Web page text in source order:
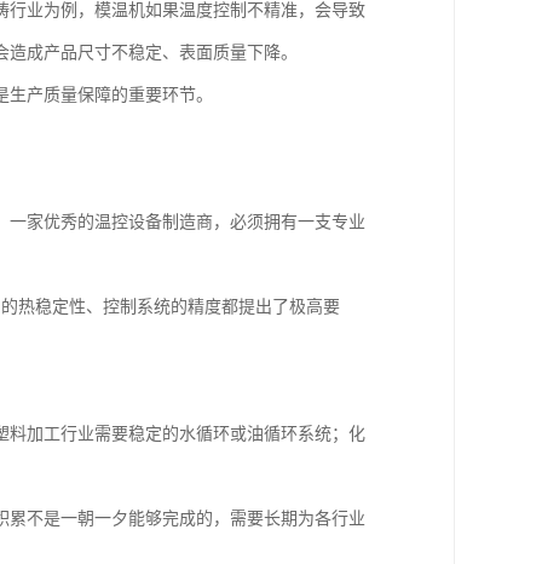
业为例，模温机如果温度控制不精准，会导致
成产品尺寸不稳定、表面质量下降。
产质量保障的重要环节。
家优秀的温控设备制造商，必须拥有一支专业
热稳定性、控制系统的精度都提出了极高要
加工行业需要稳定的水循环或油循环系统；化
不是一朝一夕能够完成的，需要长期为各行业